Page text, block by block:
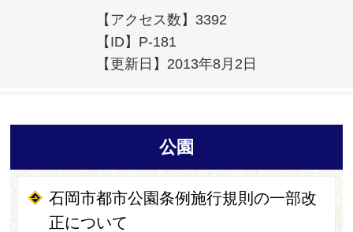
【アクセス数】 3392
【ID】 P-181
【更新日】 2013年8月2日
公園
石岡市都市公園条例施行規則の一部改
正について